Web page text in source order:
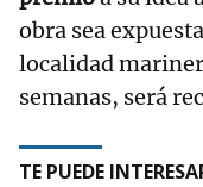
obra sea
localidad
semanas, será
TE PUEDE